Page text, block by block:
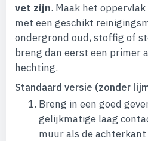
vet zijn. Maak het
met een geschikt
ondergrond oud, stoffig of
breng dan eerst een primer
hechting.
Standaard versie (zonder
Breng in een goed
gelijkmatige laag
muur als de